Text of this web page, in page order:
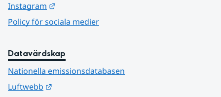
Instagram
Policy för sociala medier
Datavärdskap
Nationella emissionsdatabasen
Luftwebb